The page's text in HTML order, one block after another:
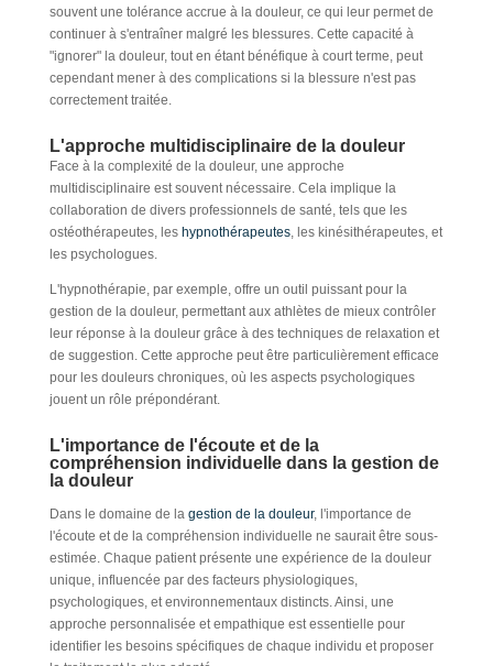
souvent une tolérance accrue à la douleur, ce qui leur permet de
continuer à s'entraîner malgré les blessures. Cette capacité à
"ignorer" la douleur, tout en étant bénéfique à court terme, peut
cependant mener à des complications si la blessure n'est pas
correctement traitée.
L'approche multidisciplinaire de la douleur
Face à la complexité de la douleur, une approche
multidisciplinaire est souvent nécessaire. Cela implique la
collaboration de divers professionnels de santé, tels que les
ostéothérapeutes, les hypnothérapeutes, les kinésithérapeutes, et
les psychologues.
L'hypnothérapie, par exemple, offre un outil puissant pour la
gestion de la douleur, permettant aux athlètes de mieux contrôler
leur réponse à la douleur grâce à des techniques de relaxation et
de suggestion. Cette approche peut être particulièrement efficace
pour les douleurs chroniques, où les aspects psychologiques
jouent un rôle prépondérant.
L'importance de l'écoute et de la
compréhension individuelle dans la gestion de
la douleur
Dans le domaine de la gestion de la douleur, l'importance de
l'écoute et de la compréhension individuelle ne saurait être sous-
estimée. Chaque patient présente une expérience de la douleur
unique, influencée par des facteurs physiologiques,
psychologiques, et environnementaux distincts. Ainsi, une
approche personnalisée et empathique est essentielle pour
identifier les besoins spécifiques de chaque individu et proposer